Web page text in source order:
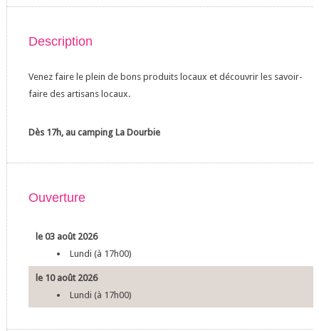
Description
Venez faire le plein de bons produits locaux et découvrir les savoir-
faire des artisans locaux.
Dès 17h, au camping La Dourbie
Ouverture
le 03 août 2026
Lundi (à 17h00)
le 10 août 2026
Lundi (à 17h00)